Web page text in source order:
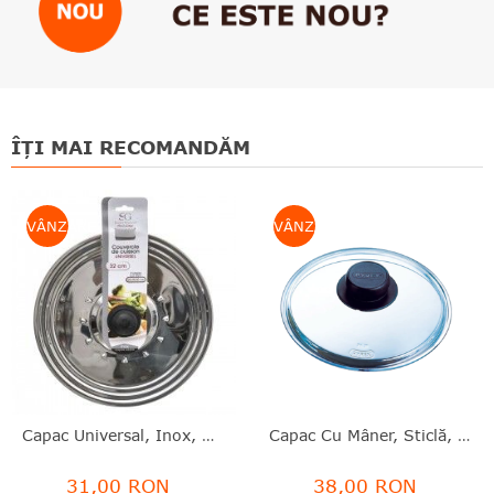
ÎȚI MAI RECOMANDĂM
VÂNZARE
Capac Universal, Inox, Mâner Bachelită, 32 Cm, Secret De Gourmet - 3560239301462
31,00 RON
VÂNZARE
Capac Cu Mâner, Sticlă, Transparent, 20 Cm, Pyrex - 3426470262293
38,00 RON